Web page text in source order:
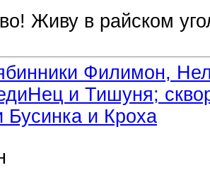
Живу в райском
Филимон,
и Тишуня;
Бусинка и Кроха